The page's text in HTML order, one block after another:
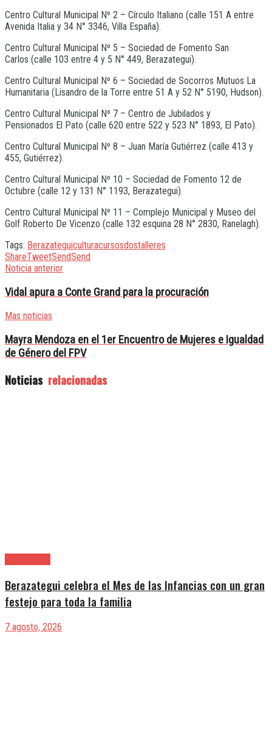
Centro Cultural Municipal Nº 2 – Círculo Italiano (calle 151 A entre
Avenida Italia y 34 N° 3346, Villa España).
Centro Cultural Municipal Nº 5 – Sociedad de Fomento San
Carlos (calle 103 entre 4 y 5 N° 449, Berazategui).
Centro Cultural Municipal Nº 6 – Sociedad de Socorros Mutuos La
Humanitaria (Lisandro de la Torre entre 51 A y 52 N° 5190, Hudson).
Centro Cultural Municipal Nº 7 – Centro de Jubilados y
Pensionados El Pato (calle 620 entre 522 y 523 N° 1893, El Pato).
Centro Cultural Municipal Nº 8 – Juan María Gutiérrez (calle 413 y
455, Gutiérrez).
Centro Cultural Municipal Nº 10 – Sociedad de Fomento 12 de
Octubre (calle 12 y 131 N° 1193, Berazategui).
Centro Cultural Municipal Nº 11 – Complejo Municipal y Museo del
Golf Roberto De Vicenzo (calle 132 esquina 28 N° 2830, Ranelagh).
Tags: Berazateguiculturacursosdostalleres
ShareTweetSendSend
Noticia anterior
Vidal apura a Conte Grand para la procuración
Mas noticias
Mayra Mendoza en el 1er Encuentro de Mujeres e Igualdad
de Género del FPV
Noticias relacionadas
Berazategui celebra el Mes de las Infancias con un gran
festejo para toda la familia
7 agosto, 2026